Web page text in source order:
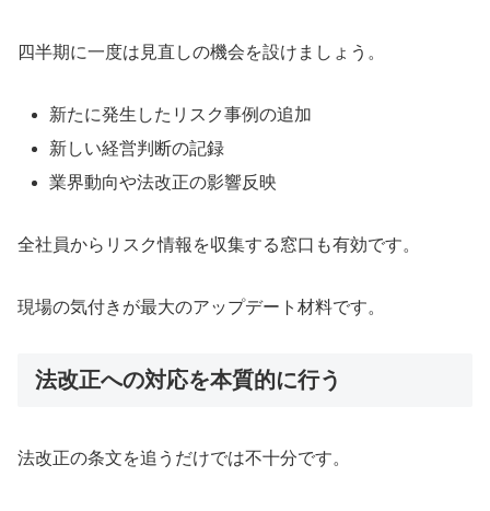
四半期に一度は見直しの機会を設けましょう。
新たに発生したリスク事例の追加
新しい経営判断の記録
業界動向や法改正の影響反映
全社員からリスク情報を収集する窓口も有効です。
現場の気付きが最大のアップデート材料です。
法改正への対応を本質的に行う
法改正の条文を追うだけでは不十分です。